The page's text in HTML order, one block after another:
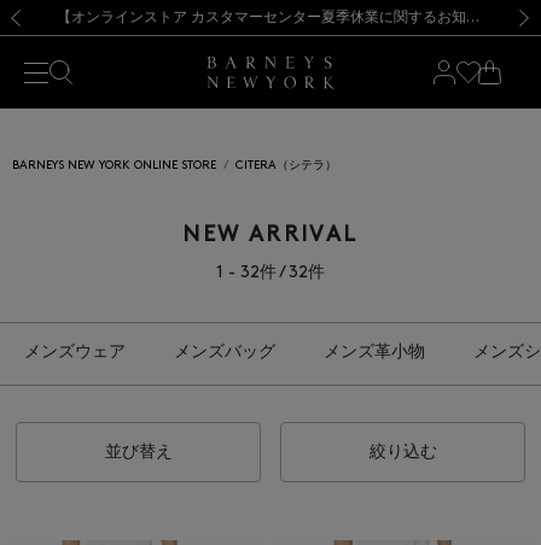
新規登録のお客様も対象！＜MY BARNEYS＞会員のお客様は11,000円（税込）以上のお買上げで常時送料無料！お買い物の際は会員登録を！
【夏季休業に伴う出荷一時停止のお知らせ】(2026.8.7) 【オンラインストア カスタマーセンター夏季休業に関するお知らせ】（2026.8.7）
【夏季休業に伴う返品・交換承り一時停止のお知らせ】（2026.8.5）
熊本県を中心とした地震の影響によるお荷物のお届けについて
【開催中】SUMMER SALEのご案内・ご注意事項 新規登録のお客様も対象！＜MY BARNEYS＞会員のお客様は11,000円（税込）以上のお買上げで常時送料無料！お買い物の際は会員登録を！
【夏季休業に伴う出荷一時停止のお知らせ】(2026.8.7)
BARNEYS NEW YORK ONLINE STORE CITERA（シテラ）
NEW ARRIVAL
1 - 32件 / 32件
メンズウェア メンズバッグ メンズ革小物 メンズ
並び替え 絞り込む